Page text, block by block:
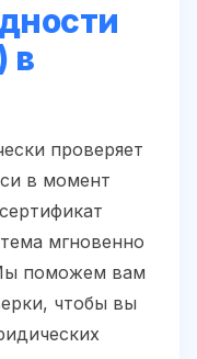
в
проверяет
в момент
мгновенно
поможем вам
чтобы вы